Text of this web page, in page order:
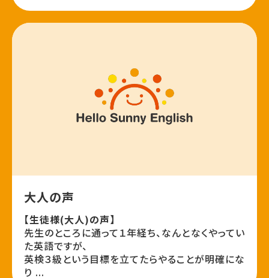
大人の声
【生徒様(大人)の声】
先生のところに通って１年経ち、なんとなくやってい
た英語ですが、
英検３級という目標を立てたらやることが明確にな
り ...